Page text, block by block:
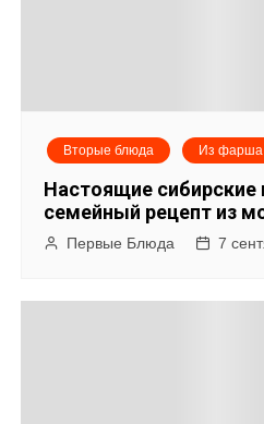
Вторые блюда Из фарша
Настоящие сибирские
семейный рецепт из
Первые Блюда 7